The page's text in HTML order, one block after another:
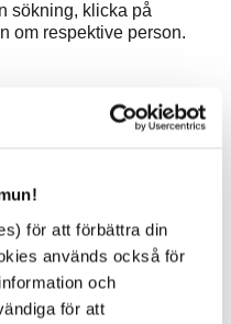
för att förbättra din
används också för
och
för att
sökning, klicka på
om respektive person.